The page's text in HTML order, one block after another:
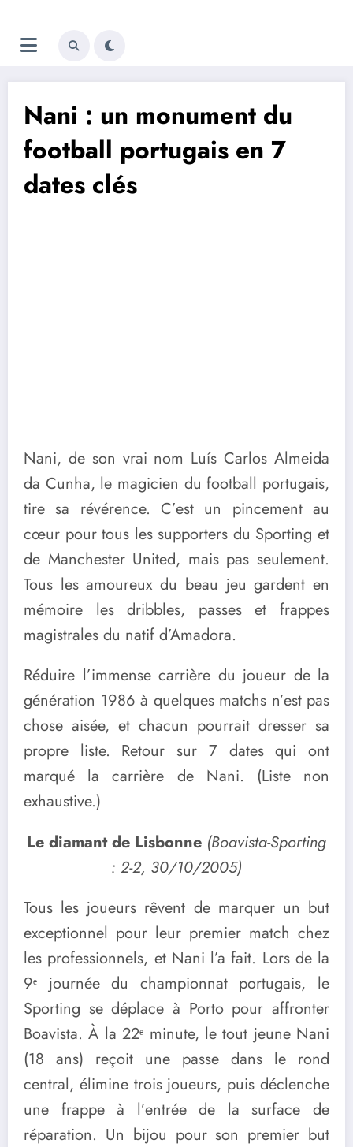
au
contenu
Trivela
L'actualité du football
Nani : un monument du
football portugais en 7
dates clés
Nani, de son vrai nom Luís Carlos Almeida
da Cunha, le magicien du football portugais,
tire sa révérence. C’est un pincement au
cœur pour tous les supporters du Sporting et
de Manchester United, mais pas seulement.
Tous les amoureux du beau jeu gardent en
mémoire les dribbles, passes et frappes
magistrales du natif d’Amadora.
Réduire l’immense carrière du joueur de la
génération 1986 à quelques matchs n’est pas
chose aisée, et chacun pourrait dresser sa
propre liste. Retour sur 7 dates qui ont
marqué la carrière de Nani. (Liste non
exhaustive.)
Le diamant de Lisbonne (Boavista-Sporting
: 2-2, 30/10/2005)
Tous les joueurs rêvent de marquer un but
exceptionnel pour leur premier match chez
les professionnels, et Nani l’a fait. Lors de la
9ᵉ journée du championnat portugais, le
Sporting se déplace à Porto pour affronter
Boavista. À la 22ᵉ minute, le tout jeune Nani
(18 ans) reçoit une passe dans le rond
central, élimine trois joueurs, puis déclenche
une frappe à l’entrée de la surface de
réparation. Un bijou pour son premier but